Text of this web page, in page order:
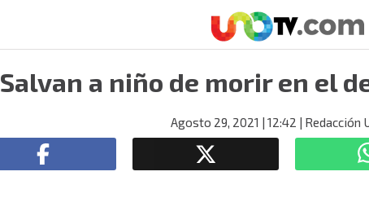
Salvan a niño de morir en el
Agosto 29, 2021 | 12:42 | Redacción